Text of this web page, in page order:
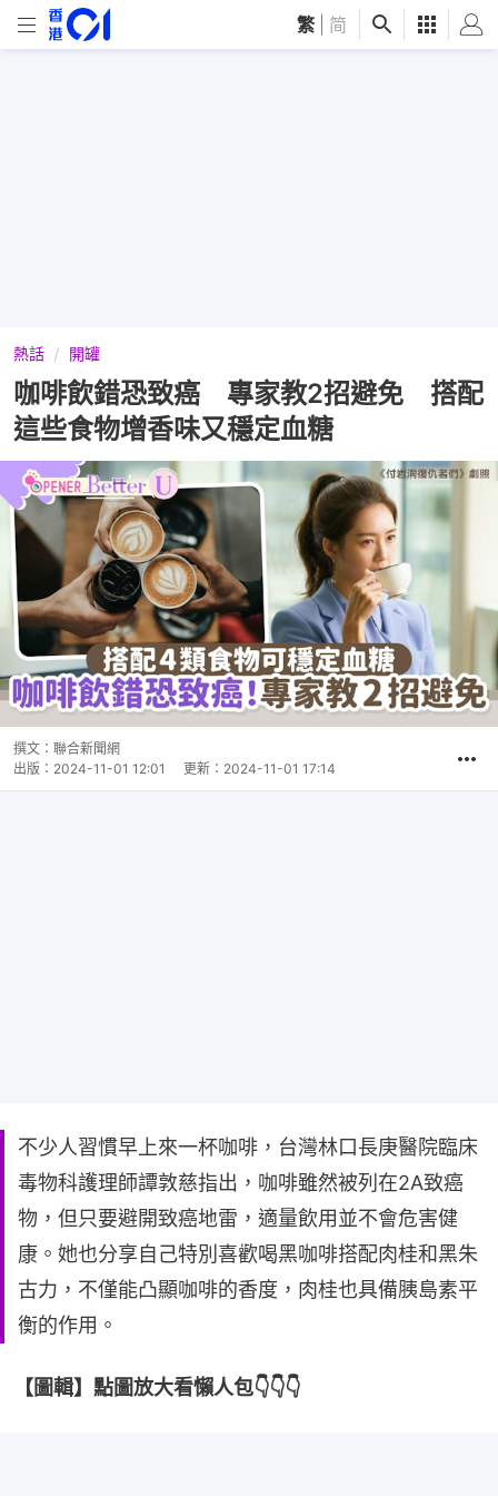
繁 简
熱話 開罐
咖啡飲錯恐致癌 專家教2招避免 搭配
這些食物增香味又穩定血糖
撰文： 聯合新聞網
出版： 2024-11-01 12:01 更新： 2024-11-01 17:14
不少人習慣早上來一杯咖啡，台灣林口長庚醫院臨床
毒物科護理師譚敦慈指出，咖啡雖然被列在2A致癌
物，但只要避開致癌地雷，適量飲用並不會危害健
康。她也分享自己特別喜歡喝黑咖啡搭配肉桂和黑朱
古力，不僅能凸顯咖啡的香度，肉桂也具備胰島素平
衡的作用。
【圖輯】點圖放大看懶人包👇👇👇